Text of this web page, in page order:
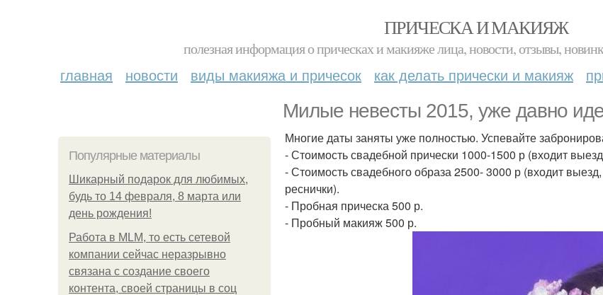
ПРИЧЕСКА И МАКИЯЖ
полезная информация о прическах и макияже лица, новости, отзывы,
главная новости виды макияжа и причесок как делать прически и макияж
Милые невесты 2015, уже давно
Популярные материалы
Шикарный подарок для любимых,
будь то 14 февраля, 8 марта или
день рождения!
Работа в MLM, то есть сетевой
компании сейчас неразрывно
связана с создание своего
контента, своей страницы в соц
Многие даты заняты уже полностью. Успевайте
- Стоимость свадебной прически 1000-1500 р (входит
- Стоимость свадебного образа 2500- 3000 р (входит
реснички).
- Пробная прическа 500 р.
- Пробный макияж 500 р.